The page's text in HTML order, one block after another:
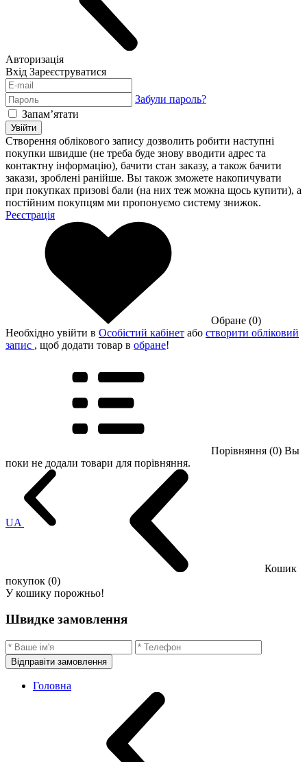
Авторизація
Вхід Зареєструватися
Забули пароль?
Запам’ятати
Увійти
Створення облікового запису дозволить робити наступні
покупки швидше (не треба буде знову вводити адрес та
контактну інформацію), бачити стан заказу, а також бачити
закази, зроблені ранійше. Вы також зможете накопичувати
при покупках призові бали (на них теж можна щось купити), а
постійним покупцям ми пропонуємо систему знижок.
Реєстрація
Обране (0)
Необхідно увійти в Особістий кабінет або створити обліковий
запис , щоб додати товар в обране!
Порівняння (0) Вы
поки не додали товари для порівняння.
UA
Кошик
покупок (0)
У кошику порожньо!
Швидке замовлення
Відправіти замовлення
Головна